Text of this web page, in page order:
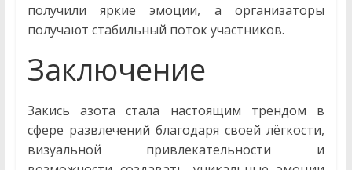
получили яркие эмоции, а организаторы
получают стабильный поток участников.
Заключение
Закись азота стала настоящим трендом в
сфере развлечений благодаря своей лёгкости,
визуальной привлекательности и